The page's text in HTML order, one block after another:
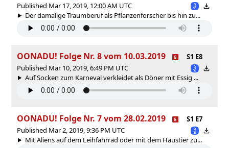
Published Mar 17, 2019, 12:00 AM UTC
Der damalige Traumberuf als Pflanzenforscher bis hin zu...
OONADU! Folge Nr. 8 vom 10.03.2019
S1 E8
Published Mar 10, 2019, 6:49 PM UTC
Auf Socken zum Karneval verkleidet als Döner mit Essig ...
OONADU! Folge Nr. 7 vom 28.02.2019
S1 E7
Published Mar 2, 2019, 9:36 PM UTC
Mit Aliens auf dem Leihfahrrad oder mit dem Haustier zu...